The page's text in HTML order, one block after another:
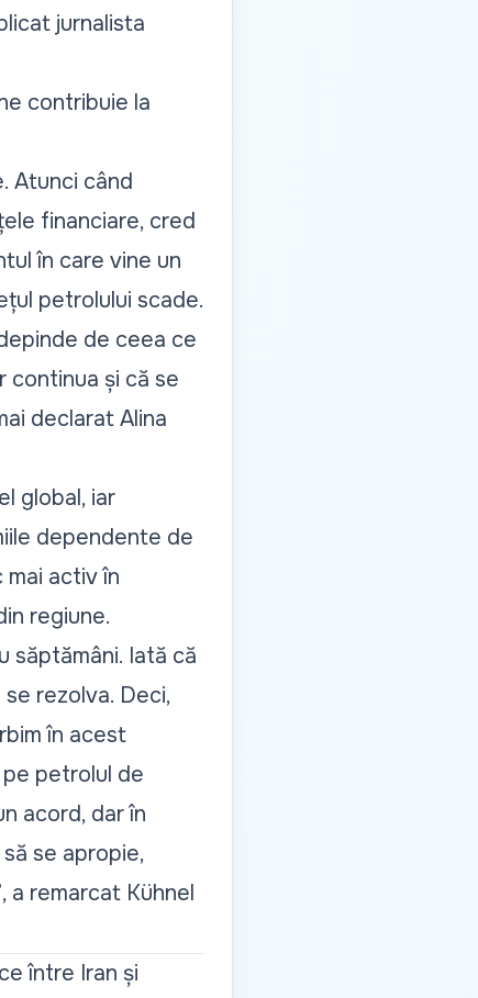
jurnalista
contribuie la
Atunci când
financiare, cred
în care vine un
petrolului scade.
de ceea ce
continua și că se
declarat Alina
global, iar
dependente de
activ în
regiune.
săptămâni. Iată că
rezolva. Deci,
în acest
petrolul de
acord, dar în
se apropie,
, a remarcat Kühnel
între Iran și